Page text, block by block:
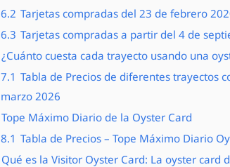
6.2 Tarjetas compradas del 23 de febrero
6.3 Tarjetas compradas a partir del 4 de
¿Cuánto cuesta cada trayecto usando una
7.1 Tabla de Precios de diferentes trayectos
marzo 2026
Tope Máximo Diario de la Oyster Card
8.1 Tabla de Precios – Tope Máximo Diario
Qué es la Visitor Oyster Card: La oyster card